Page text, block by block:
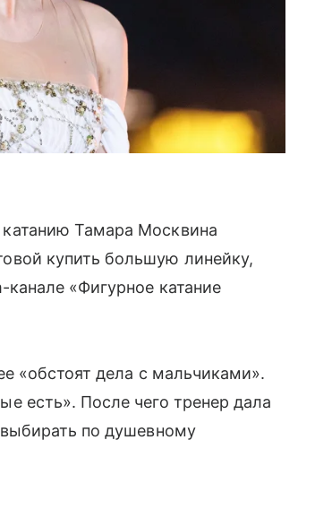
Тамара Москвина
купить большую линейку,
«Фигурное катание
«обстоят дела с мальчиками».
есть». После чего тренер дала
по душевному